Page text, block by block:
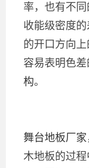
率，也有不
收能级密度的
的开口方向
容易表明色差
构。
舞台地板厂家
木地板的过